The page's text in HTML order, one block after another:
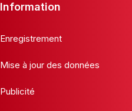
Information
Enregistrement
Mise à jour des données
Publicité